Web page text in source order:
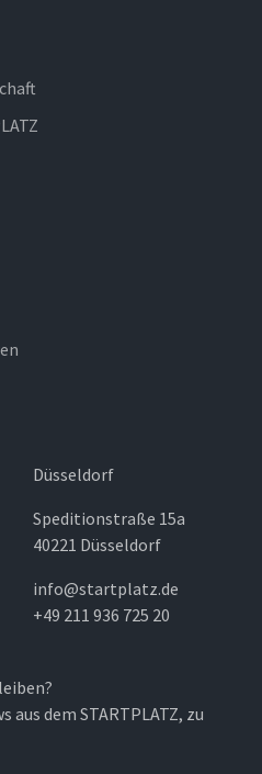
Düsseldorf
Speditionstraße 15a
40221 Düsseldorf
info@startplatz.de
+49 211 936 725 20
dem STARTPLATZ, zu